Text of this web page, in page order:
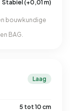
Stabiel (+0,01 m)
bouwkundige
BAG.
Laag
5 tot 10 cm